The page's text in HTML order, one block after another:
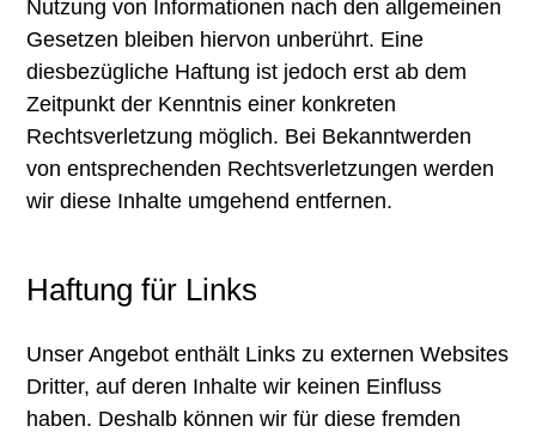
Nutzung von Informationen nach den allgemeinen
Gesetzen bleiben hiervon unberührt. Eine
diesbezügliche Haftung ist jedoch erst ab dem
Zeitpunkt der Kenntnis einer konkreten
Rechtsverletzung möglich. Bei Bekanntwerden
von entsprechenden Rechtsverletzungen werden
wir diese Inhalte umgehend entfernen.
Haftung für Links
Unser Angebot enthält Links zu externen Websites
Dritter, auf deren Inhalte wir keinen Einfluss
haben. Deshalb können wir für diese fremden